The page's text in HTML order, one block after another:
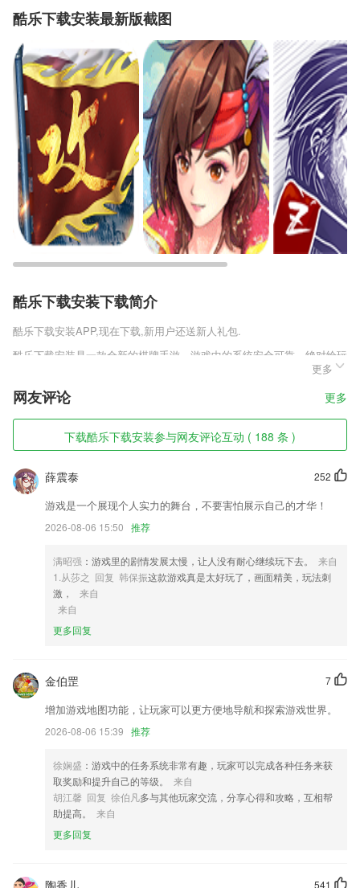
酷乐下载安装最新版截图
酷乐下载安装下载简介
酷乐下载安装APP,现在下载,新用户还送新人礼包.
酷乐下载安装是一款全新的棋牌手游，游戏中的系统安全可靠，绝对给玩
家们最舒适的绿色环境，还有很多不同的趣味玩法和挑战，棋牌大咖qpd
k只要你邀请你的好友就能够获得丰厚的奖励，每次都会给你不一样的趣
味体验，享受棋牌给你带来的乐趣。
酷乐下载安装软件特色
1,完整记录所有客户资料及联系情况,永不丢失,快速查询,客户状态及跟进
情况一目了然
2,为已经拿到驾照的本本族提供量身定制的陪练服务。
3,【功能模块】选择需要的检测功能进行使用
5,可设置水印文字字体和颜色，图片的透明度和样式。
6,百万达人，分享潮流新动向
酷乐下载安装软件优势
2.每个主题文本有相应的新学字词堆集、例句示范，进步识字量，加强阅
览和表达基础。
3.个人成长教学，让你的成长更高效、更迅速，从内到外进行蜕变。
5.最好的学习模式推荐，不同课程可以满足你需求；
6.现在可以选择购买不同的替代调音套件（包括降D、开放式、自定义调
音、尤克里里琴调音等）
酷乐下载安装更新了什么?
更多
网友评论 更多
下载酷乐下载安装参与网友评论互动 ( 188 条 )
252
薛震泰
游戏是一个展现个人实力的舞台，不要害怕展示自己的才华！
2026-08-06 15:50 推荐
满昭强 ：游戏里的剧情发展太慢，让人没有耐心继续玩下去。
来自
1.从莎之 回复 韩保振这款游戏真是太好玩了，画面精美，玩法刺
激，
来自
来自
更多回复
7
金伯罡
增加游戏地图功能，让玩家可以更方便地导航和探索游戏世界。
2026-08-06 15:39 推荐
徐娴盛 ：游戏中的任务系统非常有趣，玩家可以完成各种任务来获
取奖励和提升自己的等级。
来自
胡江馨 回复 徐伯凡多与其他玩家交流，分享心得和攻略，互相帮
助提高。
来自
更多回复
541
陶香儿